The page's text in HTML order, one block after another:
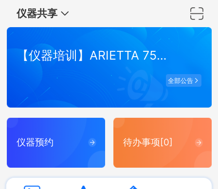
仪器共享
【仪器培训】ARIETTA 750 弹性波超声成像系统培训
全部公告
仪器预约 待办事项[0]